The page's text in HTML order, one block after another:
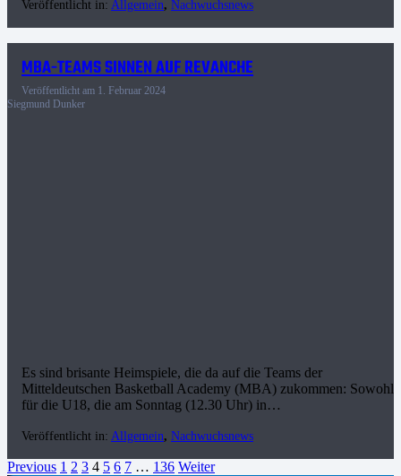
Veröffentlicht in: Allgemein, Nachwuchsnews
MBA-TEAMS SINNEN AUF REVANCHE
Veröffentlicht am 1. Februar 2024
Siegmund Dunker
Es sind brisante Heimspiele, die da auf die Teams der
Mitteldeutschen Basketball Academy (MBA) zukommen: Sowohl
für die U18, die am Sonntag (12.30 Uhr) in…
Veröffentlicht in: Allgemein, Nachwuchsnews
Previous 1 2 3 4 5 6 7 … 136 Weiter